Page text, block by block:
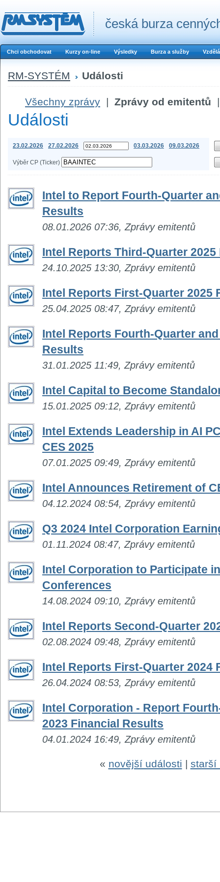
česká burza
Chci obchodovat Kurzy on-line Výsledky Burza a služby
RM-SYSTÉM Události
Všechny zprávy | Zprávy od emitentů |
Události
23.02.2026 27.02.2026 03.03.2026 09.03.2026
Výběr CP (Ticker)
Intel to Report Fourth-Quarter
Results
08.01.2026 07:36, Zprávy emitentů
Intel Reports Third-Quarter
24.10.2025 13:30, Zprávy emitentů
Intel Reports First-Quarter 2025
25.04.2025 08:47, Zprávy emitentů
Intel Reports Fourth-Quarter
Results
31.01.2025 11:49, Zprávy emitentů
Intel Capital to Become
15.01.2025 09:12, Zprávy emitentů
Intel Extends Leadership in AI
CES 2025
07.01.2025 09:49, Zprávy emitentů
Intel Announces Retirement of
04.12.2024 08:54, Zprávy emitentů
Q3 2024 Intel Corporation
01.11.2024 08:47, Zprávy emitentů
Intel Corporation to Participate
Conferences
14.08.2024 09:10, Zprávy emitentů
Intel Reports Second-Quarter
02.08.2024 09:48, Zprávy emitentů
Intel Reports First-Quarter 2024
26.04.2024 08:53, Zprávy emitentů
Intel Corporation - Report
2023 Financial Results
04.01.2024 16:49, Zprávy emitentů
« novější události | starší